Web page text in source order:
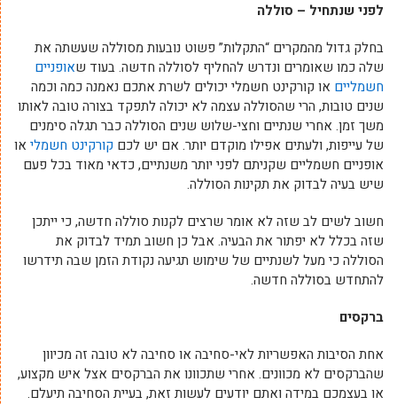
לפני שנתחיל – סוללה
בחלק גדול מהמקרים “התקלות” פשוט נובעות מסוללה שעשתה את
שלה כמו שאומרים ונדרש להחליף לסוללה חדשה. בעוד שאופניים
חשמליים או קורקינט חשמלי יכולים לשרת אתכם נאמנה כמה וכמה
שנים טובות, הרי שהסוללה עצמה לא יכולה לתפקד בצורה טובה לאותו
משך זמן. אחרי שנתיים וחצי-שלוש שנים הסוללה כבר תגלה סימנים
של עייפות, ולעתים אפילו מוקדם יותר. אם יש לכם קורקינט חשמלי או
אופניים חשמליים שקניתם לפני יותר משנתיים, כדאי מאוד בכל פעם
שיש בעיה לבדוק את תקינות הסוללה.
חשוב לשים לב שזה לא אומר שרצים לקנות סוללה חדשה, כי ייתכן
שזה בכלל לא יפתור את הבעיה. אבל כן חשוב תמיד לבדוק את
הסוללה כי מעל לשנתיים של שימוש תגיעה נקודת הזמן שבה תידרשו
להתחדש בסוללה חדשה.
ברקסים
אחת הסיבות האפשריות לאי-סחיבה או סחיבה לא טובה זה מכיוון
שהברקסים לא מכוונים. אחרי שתכוונו את הברקסים אצל איש מקצוע,
או בעצמכם במידה ואתם יודעים לעשות זאת, בעיית הסחיבה תיעלם.